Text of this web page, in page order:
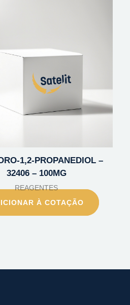
1,2-PROPANEDIOL –
32406 – 100MG
REAGENTES
À COTAÇÃO